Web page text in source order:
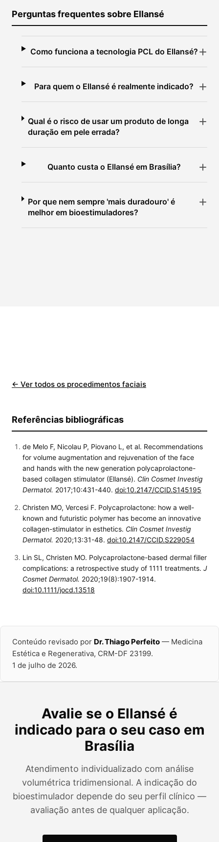
Perguntas frequentes sobre Ellansé
Como funciona a tecnologia PCL do Ellansé?
Para quem o Ellansé é realmente indicado?
Qual é o risco de usar um produto de longa
duração em pele errada?
Quanto custa o Ellansé em Brasília?
Por que nem sempre 'mais duradouro' é
melhor em bioestimuladores?
← Ver todos os procedimentos faciais
Referências bibliográficas
de Melo F, Nicolau P, Piovano L, et al. Recommendations
for volume augmentation and rejuvenation of the face
and hands with the new generation polycaprolactone-
based collagen stimulator (Ellansé). Clin Cosmet Investig
Dermatol. 2017;10:431-440. doi:10.2147/CCID.S145195
Christen MO, Vercesi F. Polycaprolactone: how a well-
known and futuristic polymer has become an innovative
collagen-stimulator in esthetics. Clin Cosmet Investig
Dermatol. 2020;13:31-48. doi:10.2147/CCID.S229054
Lin SL, Christen MO. Polycaprolactone-based dermal filler
complications: a retrospective study of 1111 treatments. J
Cosmet Dermatol. 2020;19(8):1907-1914.
doi:10.1111/jocd.13518
Conteúdo revisado por Dr. Thiago Perfeito — Medicina
Estética e Regenerativa, CRM-DF 23199.
1 de julho de 2026.
Avalie se o Ellansé é
indicado para o seu caso em
Brasília
Atendimento individualizado com análise
volumétrica tridimensional. A indicação do
bioestimulador depende do seu perfil clínico —
avaliação antes de qualquer aplicação.